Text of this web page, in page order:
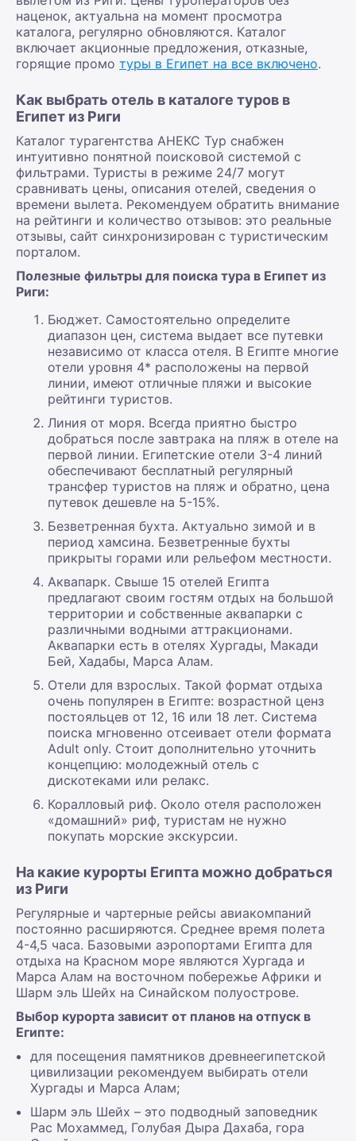
наценок, актуальна на момент просмотра
каталога, регулярно обновляются. Каталог
включает акционные предложения, отказные,
горящие промо туры в Египет на все включено.
Как выбрать отель в каталоге туров в
Египет из Риги
Каталог турагентства АНЕКС Тур снабжен
интуитивно понятной поисковой системой с
фильтрами. Туристы в режиме 24/7 могут
сравнивать цены, описания отелей, сведения о
времени вылета. Рекомендуем обратить внимание
на рейтинги и количество отзывов: это реальные
отзывы, сайт синхронизирован с туристическим
порталом.
Полезные фильтры для поиска тура в Египет из
Риги:
Бюджет. Самостоятельно определите
диапазон цен, система выдает все путевки
независимо от класса отеля. В Египте многие
отели уровня 4* расположены на первой
линии, имеют отличные пляжи и высокие
рейтинги туристов.
Линия от моря. Всегда приятно быстро
добраться после завтрака на пляж в отеле на
первой линии. Египетские отели 3-4 линий
обеспечивают бесплатный регулярный
трансфер туристов на пляж и обратно, цена
путевок дешевле на 5-15%.
Безветренная бухта. Актуально зимой и в
период хамсина. Безветренные бухты
прикрыты горами или рельефом местности.
Аквапарк. Свыше 15 отелей Египта
предлагают своим гостям отдых на большой
территории и собственные аквапарки с
различными водными аттракционами.
Аквапарки есть в отелях Хургады, Макади
Бей, Хадабы, Марса Алам.
Отели для взрослых. Такой формат отдыха
очень популярен в Египте: возрастной ценз
постояльцев от 12, 16 или 18 лет. Система
поиска мгновенно отсеивает отели формата
Adult only. Стоит дополнительно уточнить
концепцию: молодежный отель с
дискотеками или релакс.
Коралловый риф. Около отеля расположен
«домашний» риф, туристам не нужно
покупать морские экскурсии.
На какие курорты Египта можно добраться
из Риги
Регулярные и чартерные рейсы авиакомпаний
постоянно расширяются. Среднее время полета
4-4,5 часа. Базовыми аэропортами Египта для
отдыха на Красном море являются Хургада и
Марса Алам на восточном побережье Африки и
Шарм эль Шейх на Синайском полуострове.
Выбор курорта зависит от планов на отпуск в
Египте:
для посещения памятников древнеегипетской
цивилизации рекомендуем выбирать отели
Хургады и Марса Алам;
Шарм эль Шейх – это подводный заповедник
Рас Мохаммед, Голубая Дыра Дахаба, гора